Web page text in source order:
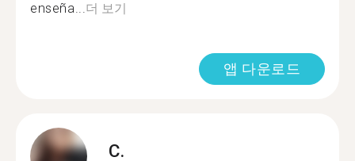
enseña...더 보기
앱 다운로드
C.